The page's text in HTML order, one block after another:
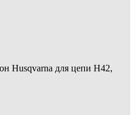
Husqvarna для цепи Н42,